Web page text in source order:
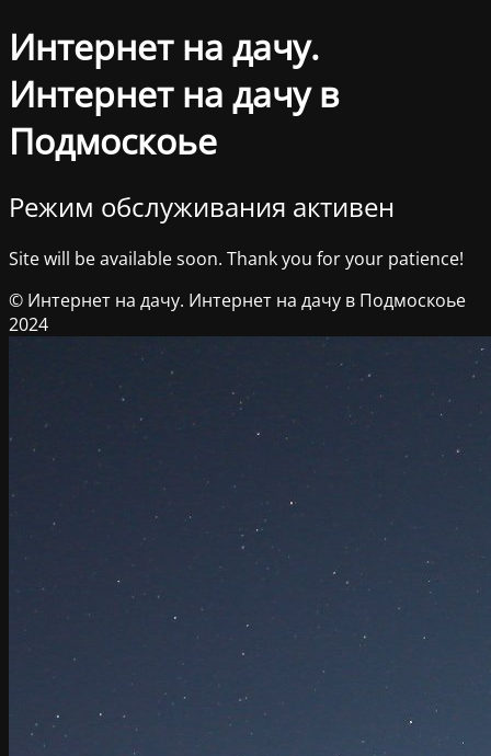
Интернет на дачу.
Интернет на дачу в
Подмоскоье
Режим обслуживания активен
Site will be available soon. Thank you for your patience!
© Интернет на дачу. Интернет на дачу в Подмоскоье
2024